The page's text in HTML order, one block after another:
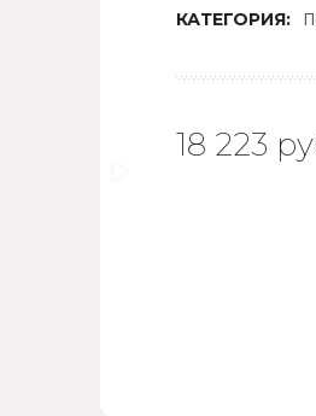
КАТЕГОРИЯ:
18 223